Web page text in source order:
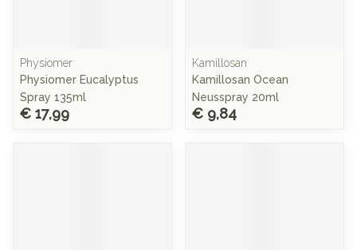
Physiomer
Physiomer Eucalyptus
Spray 135ml
€ 17,99
Kamillosan
Kamillosan Ocean
Neusspray 20ml
€ 9,84